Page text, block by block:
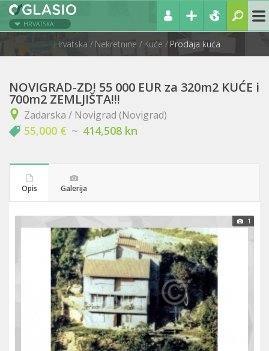
HRVATSKA
Hrvatska Nekretnine Kuće Prodaja kuća
NOVIGRAD-ZD! 55 000 EUR za 320m2 KUĆE i
700m2 ZEMLJIŠTA!!!
Zadarska / Novigrad (Novigrad)
55,000 € ~ 414,508 kn
Opis Galerija
1